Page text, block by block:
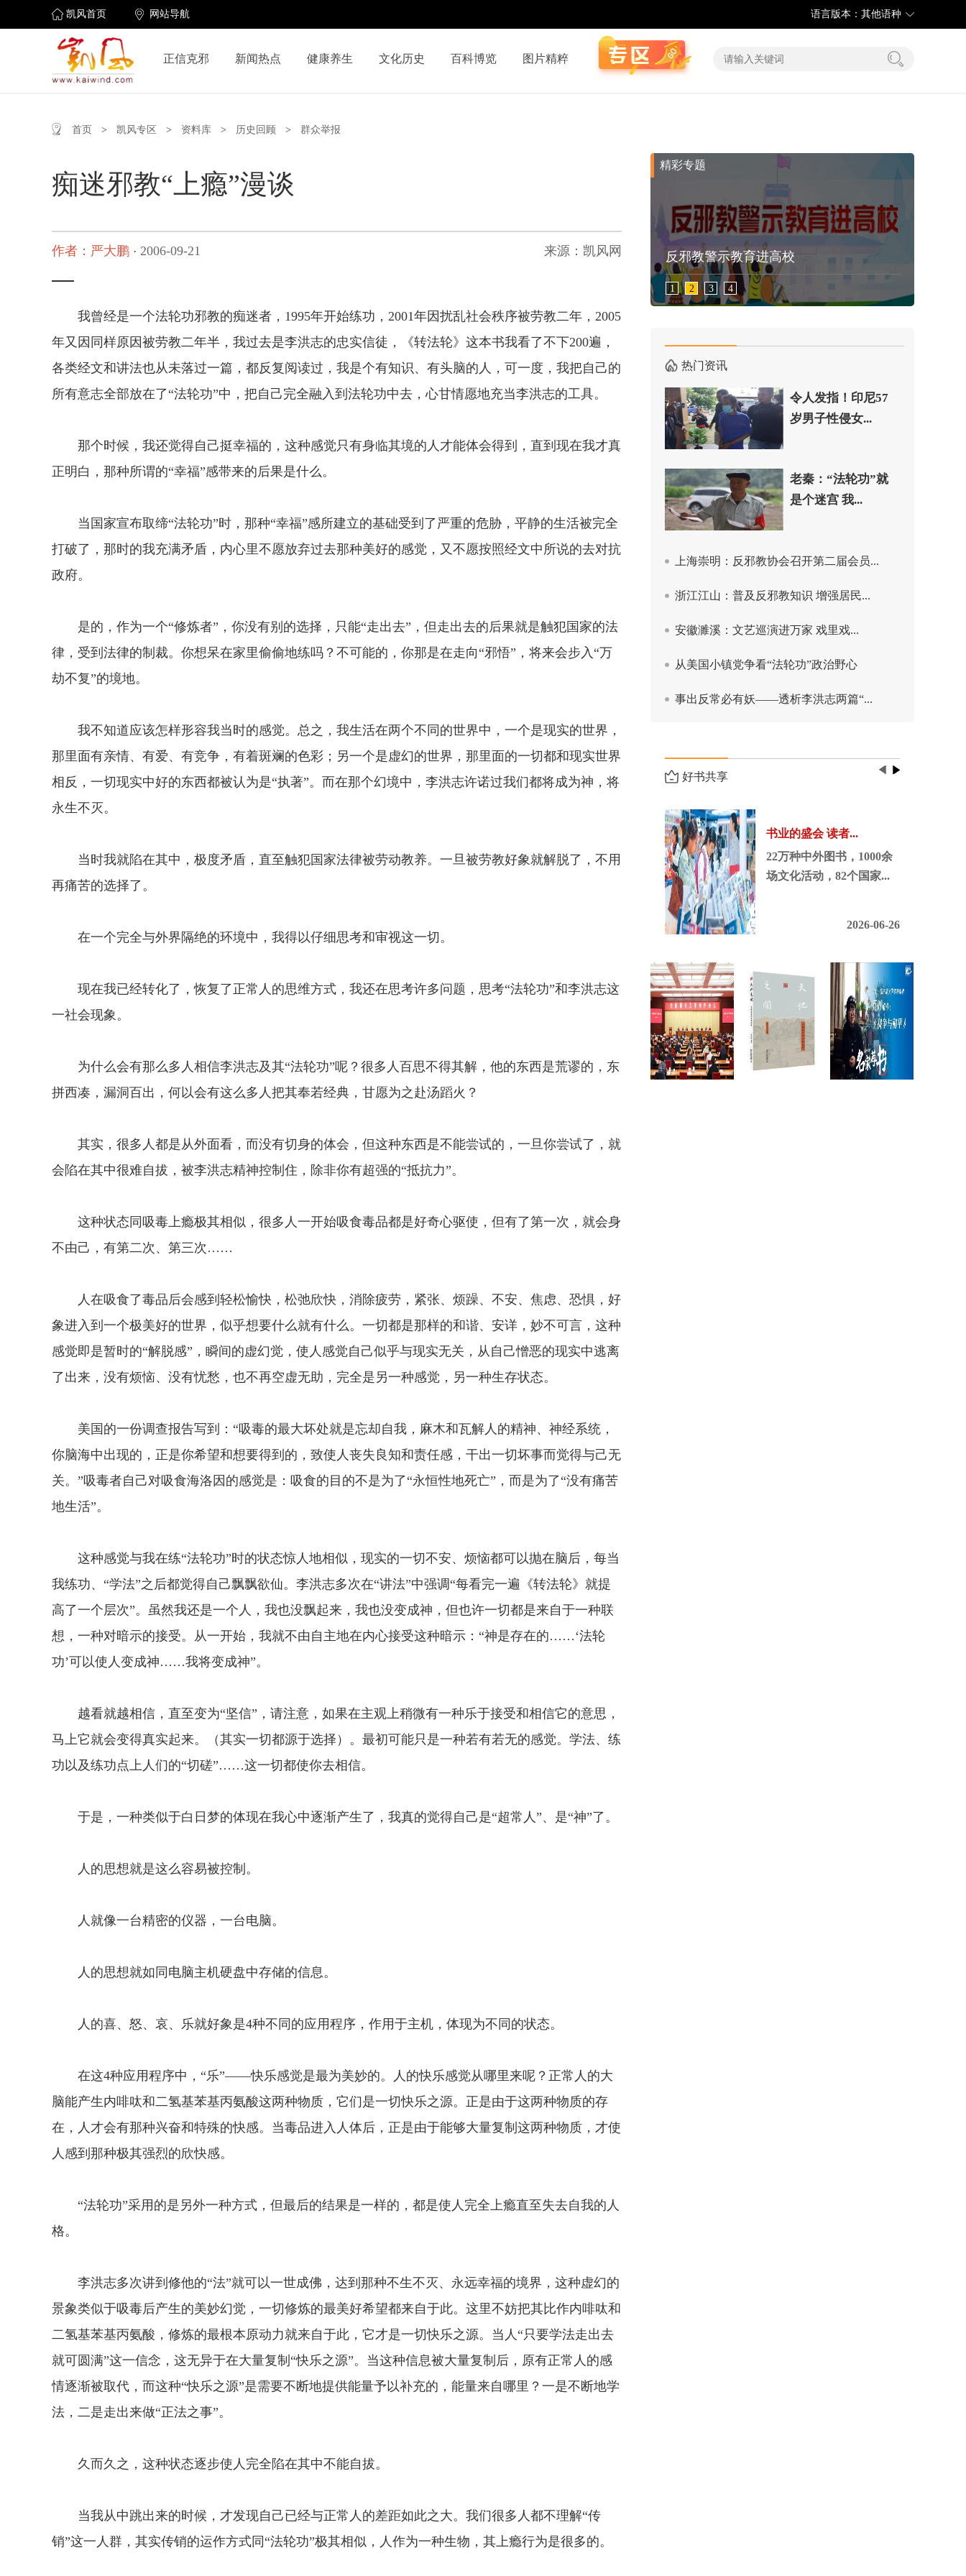
凯风首页 网站导航 语言版本：其他语种
正信克邪 新闻热点 健康养生 文化历史 百科博览 图片精粹
首页 > 凯风专区 > 资料库 > 历史回顾 > 群众举报
痴迷邪教“上瘾”漫谈
作者：严大鹏 · 2006-09-21 来源：凯风网
我曾经是一个法轮功邪教的痴迷者，1995年开始练功，2001年因扰乱社会秩序被劳教二年，2005
年又因同样原因被劳教二年半，我过去是李洪志的忠实信徒，《转法轮》这本书我看了不下200遍，
各类经文和讲法也从未落过一篇，都反复阅读过，我是个有知识、有头脑的人，可一度，我把自己的
所有意志全部放在了“法轮功”中，把自己完全融入到法轮功中去，心甘情愿地充当李洪志的工具。
那个时候，我还觉得自己挺幸福的，这种感觉只有身临其境的人才能体会得到，直到现在我才真
正明白，那种所谓的“幸福”感带来的后果是什么。
当国家宣布取缔“法轮功”时，那种“幸福”感所建立的基础受到了严重的危胁，平静的生活被完全
打破了，那时的我充满矛盾，内心里不愿放弃过去那种美好的感觉，又不愿按照经文中所说的去对抗
政府。
是的，作为一个“修炼者”，你没有别的选择，只能“走出去”，但走出去的后果就是触犯国家的法
律，受到法律的制裁。你想呆在家里偷偷地练吗？不可能的，你那是在走向“邪悟”，将来会步入“万
劫不复”的境地。
我不知道应该怎样形容我当时的感觉。总之，我生活在两个不同的世界中，一个是现实的世界，
那里面有亲情、有爱、有竞争，有着斑斓的色彩；另一个是虚幻的世界，那里面的一切都和现实世界
相反，一切现实中好的东西都被认为是“执著”。而在那个幻境中，李洪志许诺过我们都将成为神，将
永生不灭。
当时我就陷在其中，极度矛盾，直至触犯国家法律被劳动教养。一旦被劳教好象就解脱了，不用
再痛苦的选择了。
在一个完全与外界隔绝的环境中，我得以仔细思考和审视这一切。
现在我已经转化了，恢复了正常人的思维方式，我还在思考许多问题，思考“法轮功”和李洪志这
一社会现象。
为什么会有那么多人相信李洪志及其“法轮功”呢？很多人百思不得其解，他的东西是荒谬的，东
拼西凑，漏洞百出，何以会有这么多人把其奉若经典，甘愿为之赴汤蹈火？
其实，很多人都是从外面看，而没有切身的体会，但这种东西是不能尝试的，一旦你尝试了，就
会陷在其中很难自拔，被李洪志精神控制住，除非你有超强的“抵抗力”。
这种状态同吸毒上瘾极其相似，很多人一开始吸食毒品都是好奇心驱使，但有了第一次，就会身
不由己，有第二次、第三次……
人在吸食了毒品后会感到轻松愉快，松弛欣快，消除疲劳，紧张、烦躁、不安、焦虑、恐惧，好
象进入到一个极美好的世界，似乎想要什么就有什么。一切都是那样的和谐、安详，妙不可言，这种
感觉即是暂时的“解脱感”，瞬间的虚幻觉，使人感觉自己似乎与现实无关，从自己憎恶的现实中逃离
了出来，没有烦恼、没有忧愁，也不再空虚无助，完全是另一种感觉，另一种生存状态。
美国的一份调查报告写到：“吸毒的最大坏处就是忘却自我，麻木和瓦解人的精神、神经系统，
你脑海中出现的，正是你希望和想要得到的，致使人丧失良知和责任感，干出一切坏事而觉得与己无
关。”吸毒者自己对吸食海洛因的感觉是：吸食的目的不是为了“永恒性地死亡”，而是为了“没有痛苦
地生活”。
这种感觉与我在练“法轮功”时的状态惊人地相似，现实的一切不安、烦恼都可以抛在脑后，每当
我练功、“学法”之后都觉得自己飘飘欲仙。李洪志多次在“讲法”中强调“每看完一遍《转法轮》就提
高了一个层次”。虽然我还是一个人，我也没飘起来，我也没变成神，但也许一切都是来自于一种联
想，一种对暗示的接受。从一开始，我就不由自主地在内心接受这种暗示：“神是存在的……‘法轮
功’可以使人变成神……我将变成神”。
越看就越相信，直至变为“坚信”，请注意，如果在主观上稍微有一种乐于接受和相信它的意思，
马上它就会变得真实起来。（其实一切都源于选择）。最初可能只是一种若有若无的感觉。学法、练
功以及练功点上人们的“切磋”……这一切都使你去相信。
于是，一种类似于白日梦的体现在我心中逐渐产生了，我真的觉得自己是“超常人”、是“神”了。
人的思想就是这么容易被控制。
人就像一台精密的仪器，一台电脑。
人的思想就如同电脑主机硬盘中存储的信息。
人的喜、怒、哀、乐就好象是4种不同的应用程序，作用于主机，体现为不同的状态。
在这4种应用程序中，“乐”——快乐感觉是最为美妙的。人的快乐感觉从哪里来呢？正常人的大
脑能产生内啡呔和二氢基苯基丙氨酸这两种物质，它们是一切快乐之源。正是由于这两种物质的存
在，人才会有那种兴奋和特殊的快感。当毒品进入人体后，正是由于能够大量复制这两种物质，才使
人感到那种极其强烈的欣快感。
“法轮功”采用的是另外一种方式，但最后的结果是一样的，都是使人完全上瘾直至失去自我的人
格。
李洪志多次讲到修他的“法”就可以一世成佛，达到那种不生不灭、永远幸福的境界，这种虚幻的
景象类似于吸毒后产生的美妙幻觉，一切修炼的最美好希望都来自于此。这里不妨把其比作内啡呔和
二氢基苯基丙氨酸，修炼的最根本原动力就来自于此，它才是一切快乐之源。当人“只要学法走出去
就可圆满”这一信念，这无异于在大量复制“快乐之源”。当这种信息被大量复制后，原有正常人的感
情逐渐被取代，而这种“快乐之源”是需要不断地提供能量予以补充的，能量来自哪里？一是不断地学
法，二是走出来做“正法之事”。
久而久之，这种状态逐步使人完全陷在其中不能自拔。
当我从中跳出来的时候，才发现自己已经与正常人的差距如此之大。我们很多人都不理解“传
销”这一人群，其实传销的运作方式同“法轮功”极其相似，人作为一种生物，其上瘾行为是很多的。